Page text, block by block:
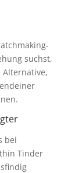
suchst,
Alternative,
bei
Tinder